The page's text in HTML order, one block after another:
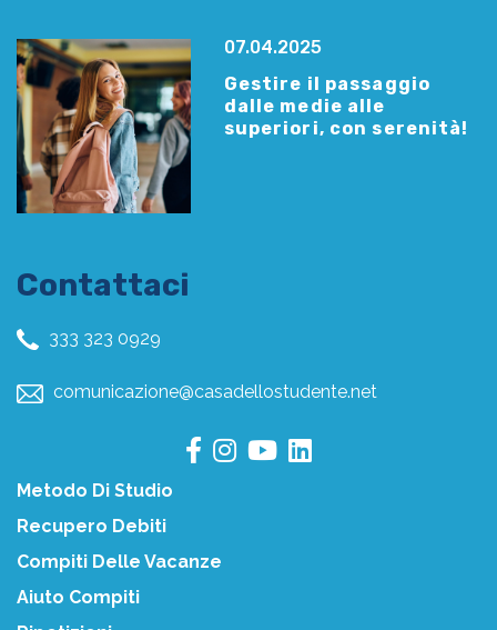
07.04.2025
Gestire il passaggio
dalle medie alle
superiori, con serenità!
Contattaci
333 323 0929
comunicazione@casadellostudente.net
Metodo Di Studio
Recupero Debiti
Compiti Delle Vacanze
Aiuto Compiti